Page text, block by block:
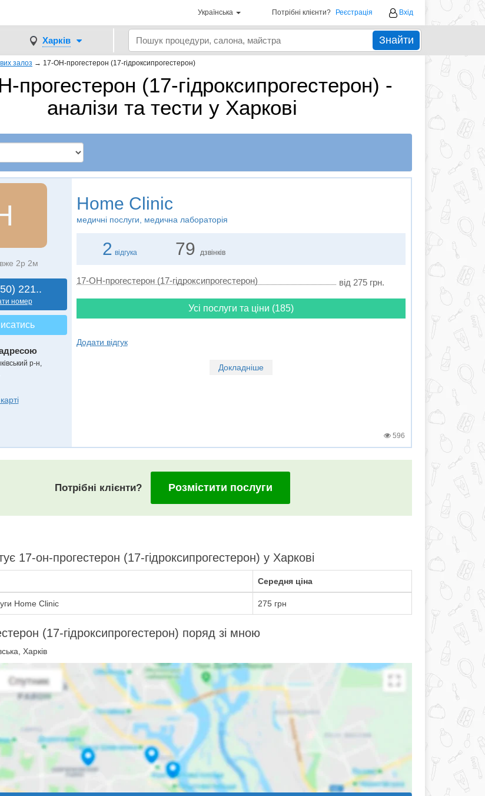
Українська Потрібні клієнти? Реєстрація Вхід
Харків Знайти
залоз → 17-ОН-прогестерон (17-гідроксипрогестерон)
прогестерон (17-гідроксипрогестерон) -
аналізи та тести у Харкові
2р 2м
221..
номер
р-н,
Home Clinic
медичні послуги, медична лабораторія
2 відгука 79 дзвінків
17-ОН-прогестерон (17-гідроксипрогестерон) від 275 грн.
Усі послуги та ціни (185)
Додати відгук
Докладніше
596
Потрібні клієнти? Розмістити послуги
17-он-прогестерон (17-гідроксипрогестерон) у Харкові
Середня ціна
Home Clinic 275 грн
(17-гідроксипрогестерон) поряд зі мною
Харків